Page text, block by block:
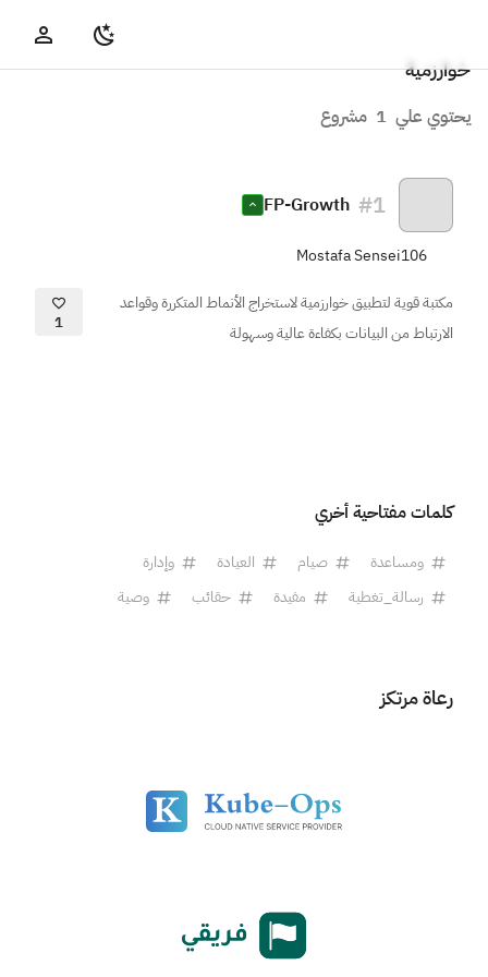
خوارزمية
يحتوي علي 1 مشروع
#1
FP-Growth
Mostafa Sensei106
مكتبة قوية لتطبيق خوارزمية لاستخراج الأنماط المتكررة وقواعد
الارتباط من البيانات بكفاءة عالية وسهولة
1
كلمات مفتاحية أخري
ومساعدة صيام العيادة
وإدارة
رسالة_تغطية
مفيدة حقائب وصية
رعاة مرتكز